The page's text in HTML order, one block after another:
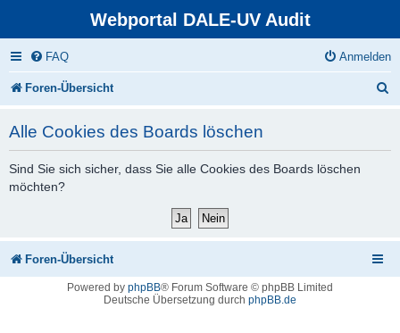
Webportal DALE-UV Audit
FAQ Anmelden
Foren-Übersicht
Alle Cookies des Boards löschen
Sind Sie sich sicher, dass Sie alle Cookies des Boards löschen
möchten?
Foren-Übersicht
Powered by phpBB® Forum Software © phpBB Limited
Deutsche Übersetzung durch phpBB.de